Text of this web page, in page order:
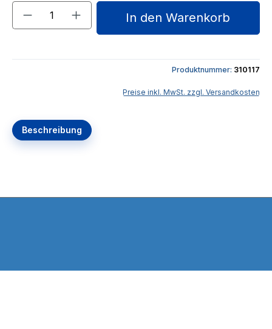
Produkt Anzahl: Gib den gewünschten
In den Warenkorb
Produktnummer: 310117
Preise inkl. MwSt. zzgl. Versandkosten
Beschreibung